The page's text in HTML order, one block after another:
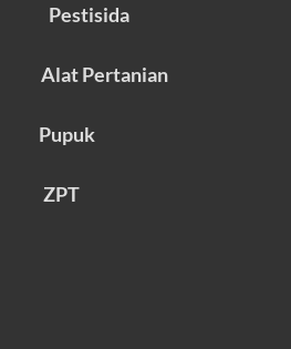
Pestisida
Alat Pertanian
Pupuk
ZPT